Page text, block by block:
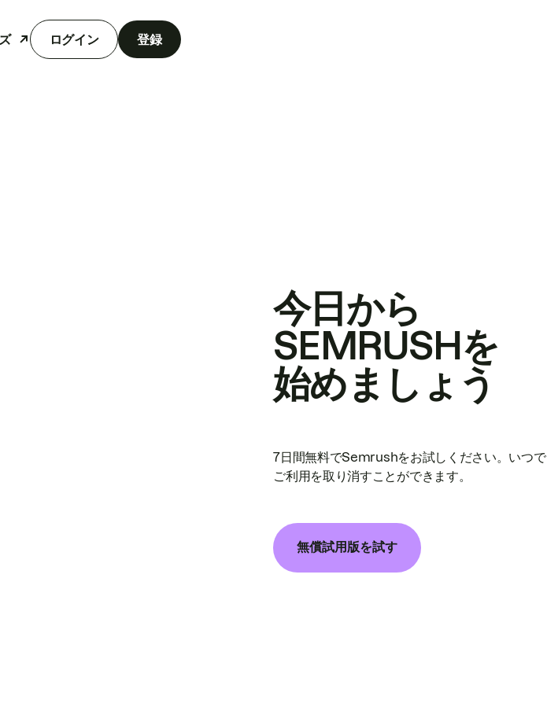
ログイン 登録
今日から
SEMRUSHを
始めましょう
7日間無料でSemrushをお試しください。いつ
ご利用を取り消すことができます。
無償試用版を試す